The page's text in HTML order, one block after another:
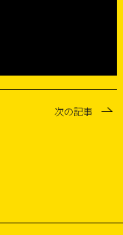
次の記事